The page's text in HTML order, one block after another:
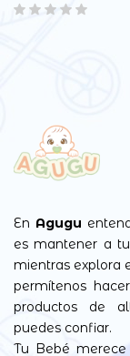
En Agugu
es mantener a
mientras explora
permítenos
productos de
puedes confiar.
Tu Bebé